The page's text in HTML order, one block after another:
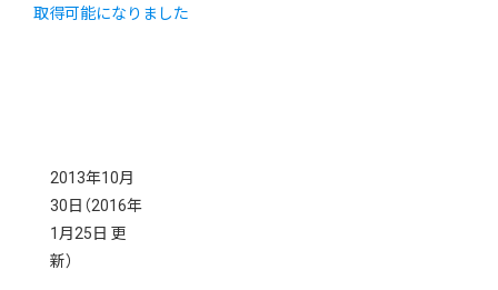
取得可能になりました
2013年10月
30日 （2016年
1月25日 更
新）